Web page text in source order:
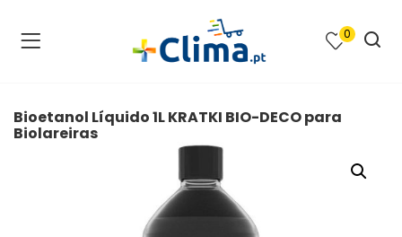
0
Bioetanol Líquido 1L KRATKI BIO-DECO para
Biolareiras